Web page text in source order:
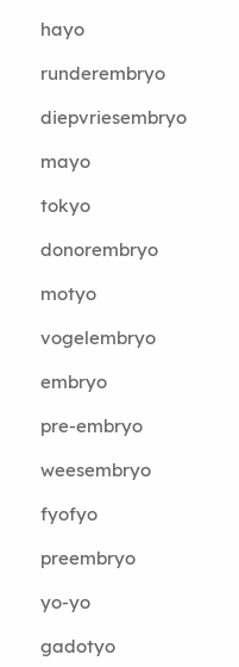
hayo
runderembryo
diepvriesembryo
mayo
tokyo
donorembryo
motyo
vogelembryo
embryo
pre-embryo
weesembryo
fyofyo
preembryo
yo-yo
gadotyo